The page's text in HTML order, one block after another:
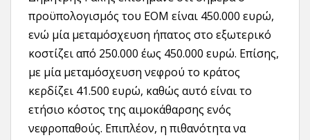
προϋπολογισμός του ΕΟΜ είναι 450.000 ευρώ,
ενώ μία μεταμόσχευση ήπατος στο εξωτερικό
κοστίζει από 250.000 έως 450.000 ευρώ. Επίσης,
με μία μεταμόσχευση νεφρού το κράτος
κερδίζει 41.500 ευρώ, καθώς αυτό είναι το
ετήσιο κόστος της αιμοκάθαρσης ενός
νεφροπαθούς. Επιπλέον, η πιθανότητα να